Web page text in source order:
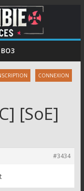
BO3
CONNEXION
[SoE]
#3434